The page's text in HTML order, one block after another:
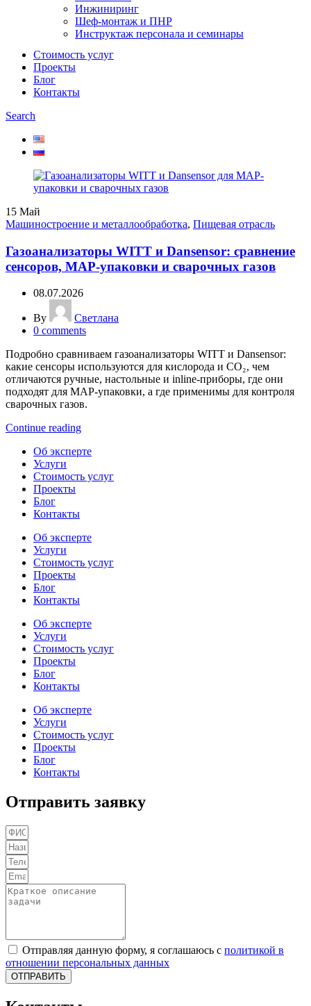
Инжиниринг
Шеф-монтаж и ПНР
Инструктаж персонала и семинары
Стоимость услуг
Проекты
Блог
Контакты
Search
15 Май
Машиностроение и металлообработка, Пищевая отрасль
Газоанализаторы WITT и Dansensor: сравнение
сенсоров, MAP-упаковки и сварочных газов
08.07.2026
By
Светлана
0 comments
Подробно сравниваем газоанализаторы WITT и Dansensor:
какие сенсоры используются для кислорода и CO₂, чем
отличаются ручные, настольные и inline-приборы, где они
подходят для MAP-упаковки, а где применимы для контроля
сварочных газов.
Continue reading
Об эксперте
Услуги
Стоимость услуг
Проекты
Блог
Контакты
Об эксперте
Услуги
Стоимость услуг
Проекты
Блог
Контакты
Об эксперте
Услуги
Стоимость услуг
Проекты
Блог
Контакты
Об эксперте
Услуги
Стоимость услуг
Проекты
Блог
Контакты
Отправить заявку
Отправляя данную форму, я соглашаюсь с политикой в
отношении персональных данных
ОТПРАВИТЬ